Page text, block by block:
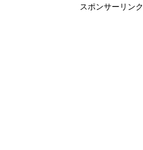
スポンサーリンク